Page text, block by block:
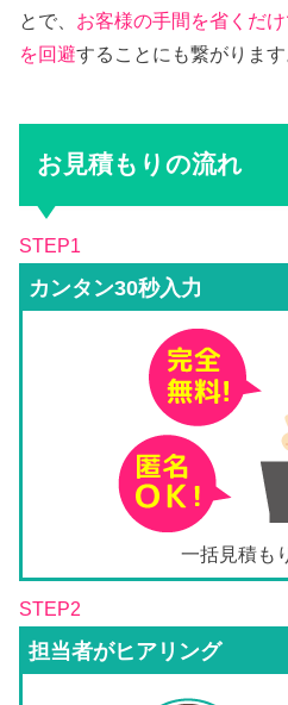
とで、 お客様の手間を省くだ
を回避することにも繋がります
お見積もりの流れ
STEP1
カンタン30秒入力
一括見積も
STEP2
担当者がヒアリング